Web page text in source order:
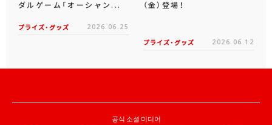
ダルゲーム「オーシャン...
プライズ・グッズ 2026.06.25
（金）登場！
プライズ・グッズ 2026.06.12
공식 소셜 미디어